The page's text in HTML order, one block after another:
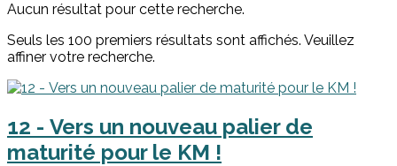
Aucun résultat pour cette recherche.
Seuls les 100 premiers résultats sont affichés. Veuillez
affiner votre recherche.
12 - Vers un nouveau palier de
maturité pour le KM !